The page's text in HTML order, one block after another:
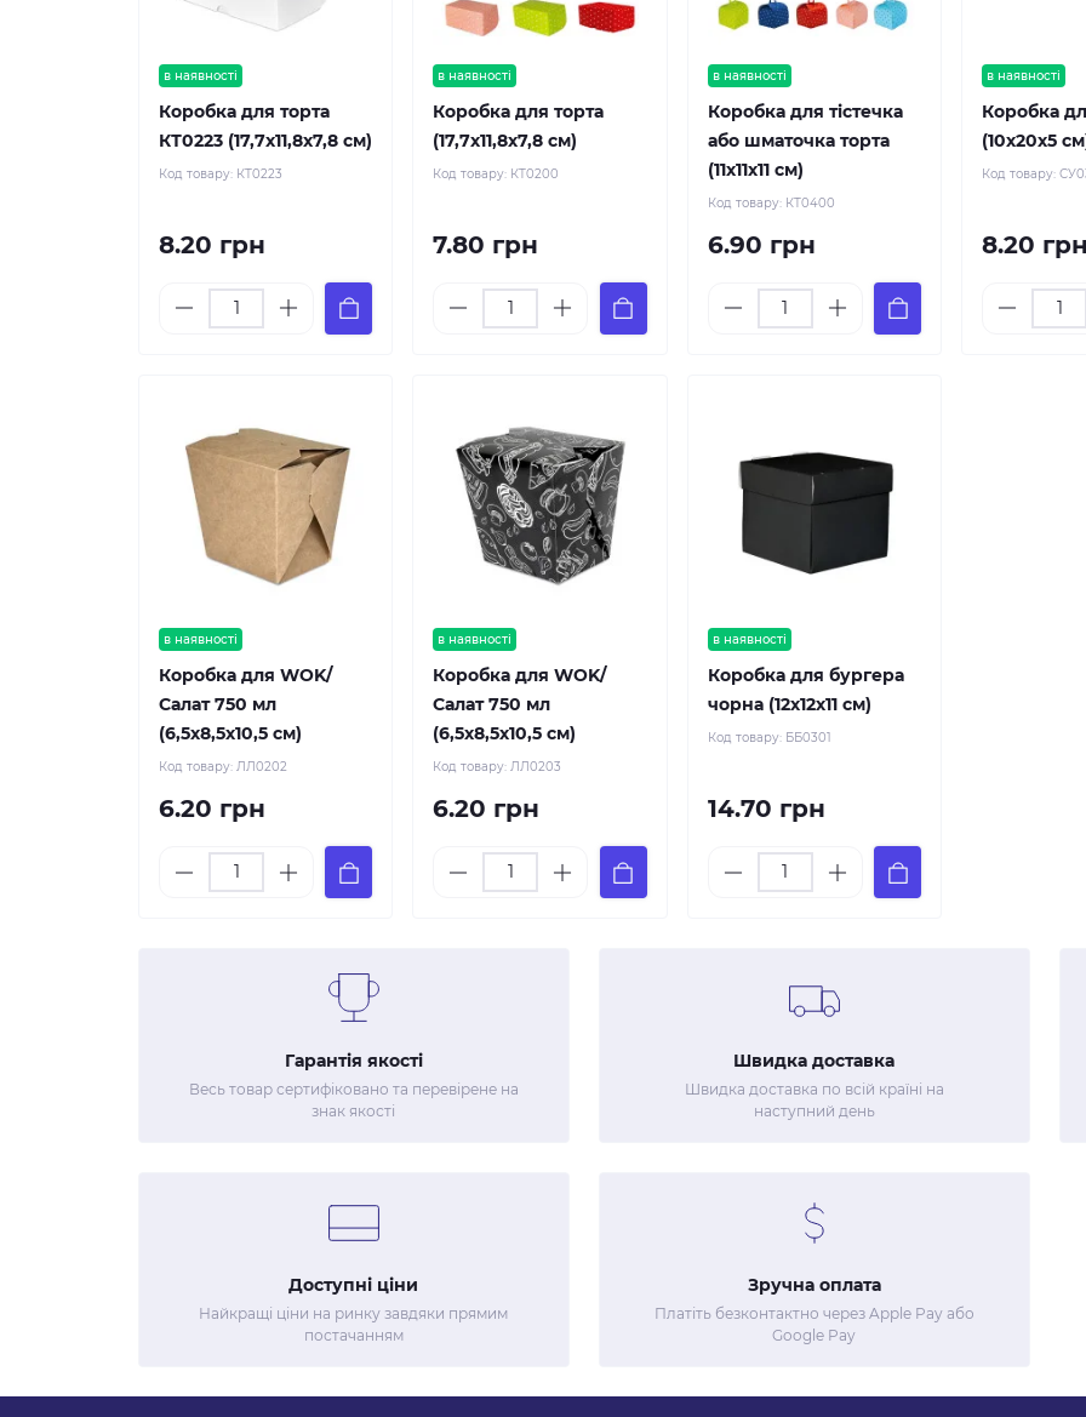
в наявності
Коробка для торта
КТ0223 (17,7х11,8х7,8 см)
Код товару: КТ0223
8.20 грн
в наявності
Коробка для торта
(17,7х11,8х7,8 см)
Код товару: КТ0200
7.80 грн
в наявності
Коробка для тістечка
або шматочка торта
(11х11х11 см)
Код товару: КТ0400
6.90 грн
в наявності
Коробка
(10х20х5
Код товару:
8.20
в наявності
Коробка для WOK/
Салат 750 мл
(6,5х8,5х10,5 см)
Код товару: ЛЛ0202
6.20 грн
в наявності
Коробка для WOK/
Салат 750 мл
(6,5х8,5х10,5 см)
Код товару:ЛЛ0203
6.20 грн
в наявності
Коробка для бургера
чорна (12х12х11 см)
Код товару: ББ0301
14.70 грн
Гарантія якості
Весь товар сертифіковано та перевірене на
знак якості
Швидка доставка
Швидка доставка по всій країні на
наступний день
Доступні ціни
Найкращі ціни на ринку завдяки прямим
постачанням
Зручна оплата
Платіть безконтактно через Apple Pay або
Google Pay